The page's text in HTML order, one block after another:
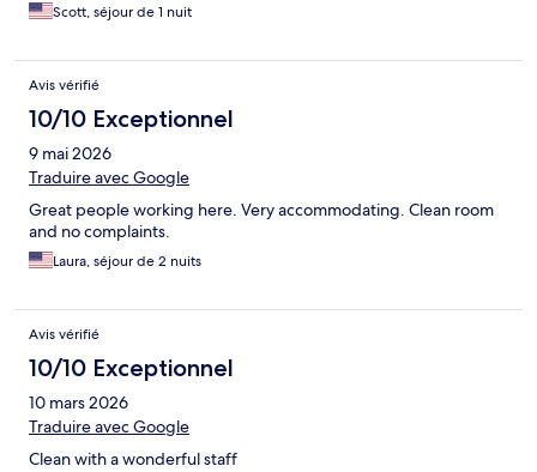
Scott, séjour de 1 nuit
Avis vérifié
10/10 Exceptionnel
9 mai 2026
Traduire avec Google
Great people working here. Very accommodating. Clean room
and no complaints.
Laura, séjour de 2 nuits
Avis vérifié
10/10 Exceptionnel
10 mars 2026
Traduire avec Google
Clean with a wonderful staff